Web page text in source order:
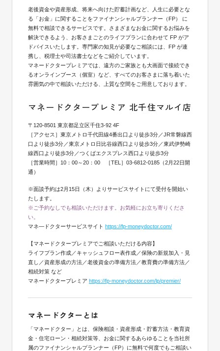
老後資金や資産形成、将来へ向けた貯蓄計画など、人生に必要とな
る「お金」に関することをファイナンシャルプランナー（FP） に
無料で相談できるサービスです。さまざまなお金に関するお悩みを
解決できるよう、お客さまごとのライフプランに合わせて FP がア
ドバイスいたします。専門家の知見が必要なご相談には、FP が連
携し、税理士や司法書士などをご紹介しています。
マネードクタープレミアでは、遠方のご家族とも大画面で接続でき
るオンラインブース（個室）など、すべてのお客さまに落ち着いた
雰囲気の中で相談いただける、上質な空間をご用意しております。
マネードクタープレミア 北千住マルイ店
〒120-8501 東京都足立区千住3-92 4F
［アクセス］東京メトロ千代田線4番出口より徒歩3分／JR常磐線西
口より徒歩3分／東京メトロ日比谷線西口より徒歩3分／東武伊勢崎
線西口より徒歩3分／つくばエクスプレス西口より徒歩3分
［営業時間］10：00～20：00 ［TEL］03-6812-0185（2月22日開
通）
※面談予約は2月15日（木）よりサービスサイトにて受付を開始い
たします。
※ご予約なしでも相談いただけます。お気軽にお立ち寄りくださ
い。
マネ―ドクターサービスサイト https://fp-moneydoctor.com/
【マネードクタープレミアでご相談いただける内容】
ライフプラン作成／キャッシュフロー表作成／保険の新規加入・見
直し／資産形成の方法／老後資金の準備方法／教育費の準備方法／
相続対策 など
マネードクタープレミア https://fp-moneydoctor.com/lp/premier/
マネードクターとは
「マネードクター」とは、保険相談・資産形成・貯蓄方法・教育資
金・住宅ローン・相続対策等、お金に関するあらゆることを当社所
属のファイナンシャルプランナー（FP）に無料で何度でもご相談い